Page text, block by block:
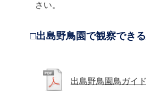
さい。
□出島野鳥園で観察でき
出島野鳥園鳥ガイ